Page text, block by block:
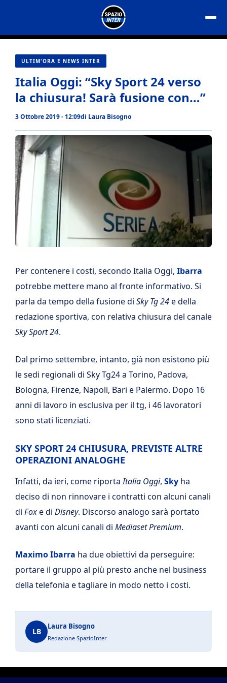
contenuto
ULTIM'ORA E NEWS INTER
Italia Oggi: “Sky Sport 24 verso
la chiusura! Sarà fusione con…”
3 Ottobre 2019 - 12:09di Laura Bisogno
Per contenere i costi, secondo Italia Oggi, Ibarra
potrebbe mettere mano al fronte informativo. Si
parla da tempo della fusione di Sky Tg 24e della
redazione sportiva, con relativa chiusura del canale
Sky Sport 24.
Dal primo settembre, intanto, già non esistono più
le sedi regionali di Sky Tg24 a Torino, Padova,
Bologna, Firenze, Napoli, Bari e Palermo. Dopo 16
anni di lavoro in esclusiva per il tg, i 46 lavoratori
sono stati licenziati.
SKY SPORT 24 CHIUSURA, PREVISTE ALTRE
OPERAZIONI ANALOGHE
Infatti, da ieri, come riportaItalia Oggi, Sky ha
deciso di non rinnovare i contratti con alcuni canali
di Foxe di Disney. Discorso analogo sarà portato
avanti con alcuni canali di Mediaset Premium.
Maximo Ibarra ha due obiettivi da perseguire:
portare il gruppo al più presto anche nel business
della telefonia e tagliare in modo netto i costi.
LB
Laura Bisogno
Redazione SpazioInter